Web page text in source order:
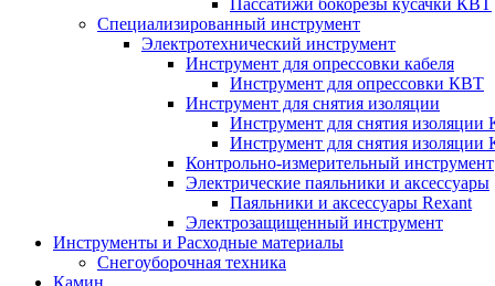
Пассатижи бокорезы кусачки КВТ
Специализированный инструмент
Электротехнический инструмент
Инструмент для опрессовки кабеля
Инструмент для опрессовки КВТ
Инструмент для снятия изоляции
Инструмент для снятия изоляции
Инструмент для снятия
Контрольно-измерительный инструмент
Электрические паяльники и аксессуары
Паяльники и аксессуары Rexant
Электрозащищенный инструмент
Инструменты и Расходные материалы
Снегоуборочная техника